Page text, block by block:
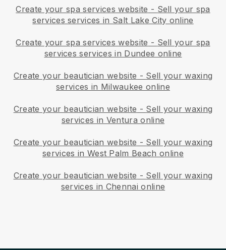
Create your spa services website - Sell your spa
services services in Salt Lake City online
Create your spa services website - Sell your spa
services services in Dundee online
Create your beautician website - Sell your waxing
services in Milwaukee online
Create your beautician website - Sell your waxing
services in Ventura online
Create your beautician website - Sell your waxing
services in West Palm Beach online
Create your beautician website - Sell your waxing
services in Chennai online